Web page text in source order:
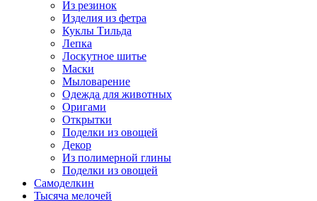
Из резинок
Изделия из фетра
Куклы Тильда
Лепка
Лоскутное шитье
Маски
Мыловарение
Одежда для животных
Оригами
Открытки
Поделки из овощей
Декор
Из полимерной глины
Поделки из овощей
Самоделкин
Тысяча мелочей